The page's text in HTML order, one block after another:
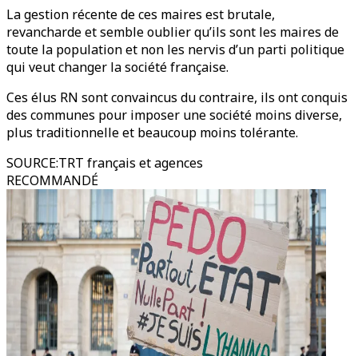
La gestion récente de ces maires est brutale,
revancharde et semble oublier qu’ils sont les maires de
toute la population et non les nervis d’un parti politique
qui veut changer la société française.
Ces élus RN sont convaincus du contraire, ils ont conquis
des communes pour imposer une société moins diverse,
plus traditionnelle et beaucoup moins tolérante.
SOURCE:TRT français et agences
RECOMMANDÉ